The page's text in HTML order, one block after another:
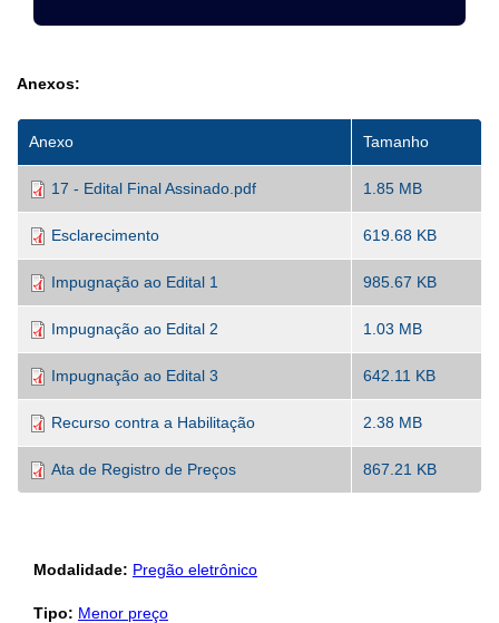
Anexos:
Anexo Tamanho
17 - Edital Final Assinado.pdf 1.85 MB
Esclarecimento 619.68 KB
Impugnação ao Edital 1 985.67 KB
Impugnação ao Edital 2 1.03 MB
Impugnação ao Edital 3 642.11 KB
Recurso contra a Habilitação 2.38 MB
Ata de Registro de Preços 867.21 KB
Modalidade: Pregão eletrônico
Tipo: Menor preço